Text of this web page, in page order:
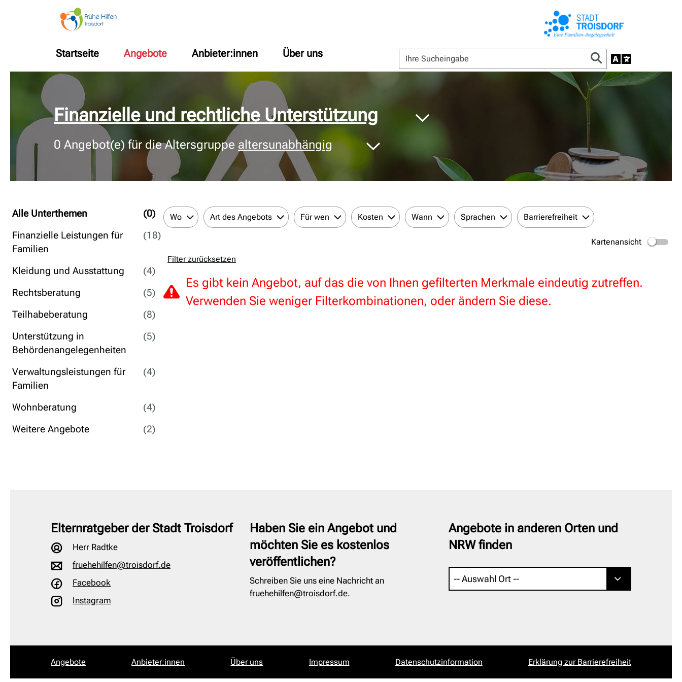
Startseite Angebote Anbieter:innen Über uns
© Bildnachweis
Finanzielle und rechtliche Unterstützung
0 Angebot(e) für die Altersgruppe altersunabhängig
Alle Unterthemen
(0)
Finanzielle Leistungen für
Familien
(18)
Kleidung und Ausstattung
(4)
Rechtsberatung
(5)
Teilhabeberatung
(8)
Unterstützung in
Behördenangelegenheiten
(5)
Verwaltungsleistungen für
Familien
(4)
Wohnberatung
(4)
Weitere Angebote
(2)
Wo Art des Angebots Für wen Kosten Wann Sprachen Barrierefreiheit
Kartenansicht
Filter zurücksetzen
Es gibt kein Angebot, auf das die von Ihnen gefilterten Merkmale eindeutig zutreffen.
Verwenden Sie weniger Filterkombinationen, oder ändern Sie diese.
Elternratgeber der Stadt Troisdorf
Herr Radtke
fruehehilfen@troisdorf.de
Facebook
Instagram
Haben Sie ein Angebot und
möchten Sie es kostenlos
veröffentlichen?
Schreiben Sie uns eine Nachricht an
fruehehilfen@troisdorf.de.
Angebote in anderen Orten und
NRW finden
Angebote Anbieter:innen Über uns Impressum Datenschutzinformation Erklärung zur Barrierefreiheit